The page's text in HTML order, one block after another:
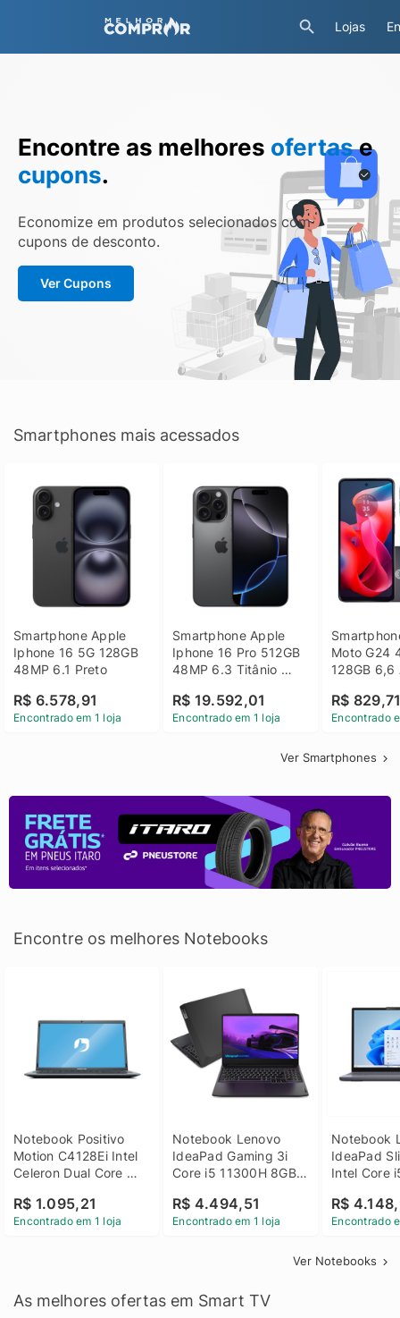
Lojas
Encontre as melhores ofertase
cupons.
Economize em produtos selecionados com
cupons de desconto.
Ver Cupons
Smartphones mais acessados
Smartphone Apple
Iphone 16 5G 128GB
48MP 6.1 Preto
R$ 6.578,91
Encontrado em 1 loja
Smartphone Apple
Iphone 16 Pro 512GB
48MP 6.3 Titânio
R$ 19.592,01
Encontrado em 1 loja
Moto G24
128GB 6,6
R$
Encontrado
Ver Smartphones
Encontre os melhores Notebooks
Notebook Positivo
Motion C4128Ei Intel
Celeron Dual Core
Linux 14 - 3002181
R$ 1.095,21
Encontrado em 1 loja
Notebook Lenovo
IdeaPad Gaming 3i
Core i5 11300H 8GB
GTX 1650 4GB 15.6
FHD Linux - Preto
R$ 4.494,51
Encontrado em 1 loja
Notebook
IdeaPad
Intel Core
SSD Win
R$
Encontrado
Ver Notebooks
As melhores ofertas em Smart TV